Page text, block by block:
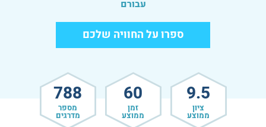
עבורם
ספרו על החוויה שלכם
9.5
ציון
ממוצע
60
זמן
ממוצע
788
מספר
מדרגים